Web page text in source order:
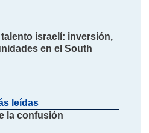
israelí: inversión,
en el South
leídas
la confusión